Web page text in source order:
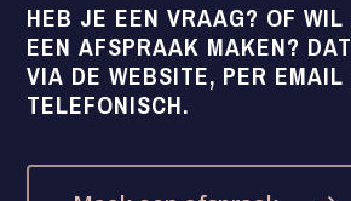
HEB JE EEN VRAAG? OF WIL
EEN AFSPRAAK MAKEN? DAT
VIA DE WEBSITE, PER EMAIL
TELEFONISCH.